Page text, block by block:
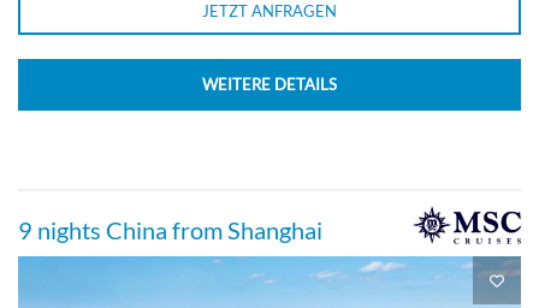
JETZT ANFRAGEN
WEITERE DETAILS
9 nights China from Shanghai